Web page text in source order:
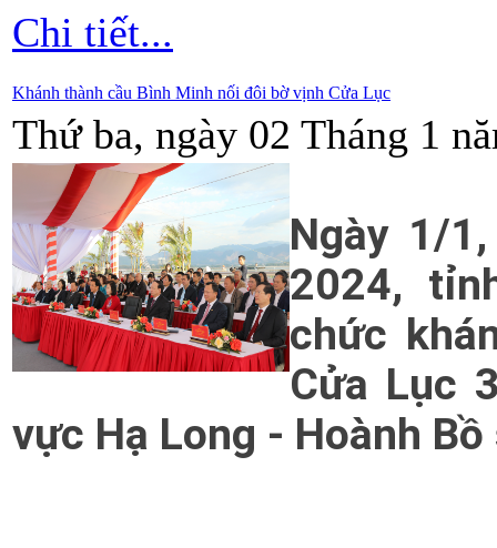
Chi tiết...
Khánh thành cầu Bình Minh nối đôi bờ vịnh Cửa Lục
Thứ ba, ngày 02 Tháng 1
Ngày 1/
2024,
chức
Cửa Lục
vực Hạ Long - Hoành